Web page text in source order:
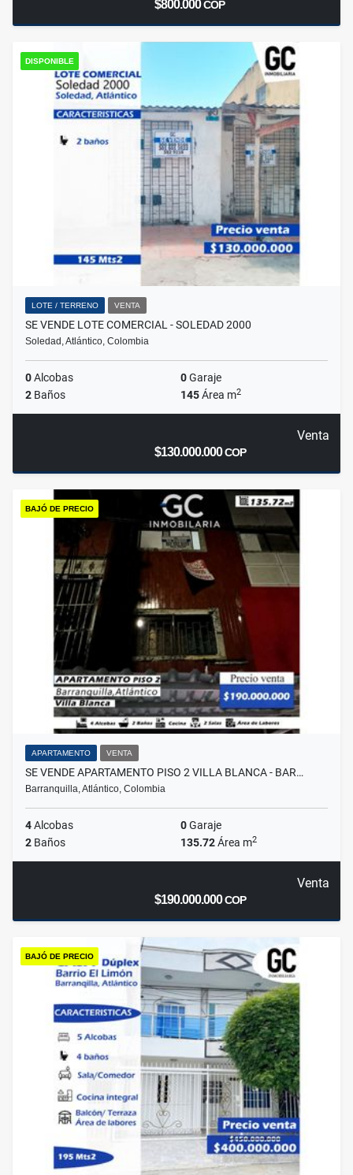
$800.000COP
DISPONIBLE
LOTE / TERRENO VENTA
SE VENDE LOTE COMERCIAL - SOLEDAD 2000
Soledad, Atlántico, Colombia
0Alcobas 0Garaje
2 Baños 145Área m2
Venta
$130.000.000COP
BAJÓ DE PRECIO
APARTAMENTO VENTA
SE VENDE APARTAMENTO PISO 2 VILLA BLANCA - BAR…
Barranquilla, Atlántico, Colombia
4Alcobas 0Garaje
2 Baños 135.72Área m2
Venta
$190.000.000COP
BAJÓ DE PRECIO